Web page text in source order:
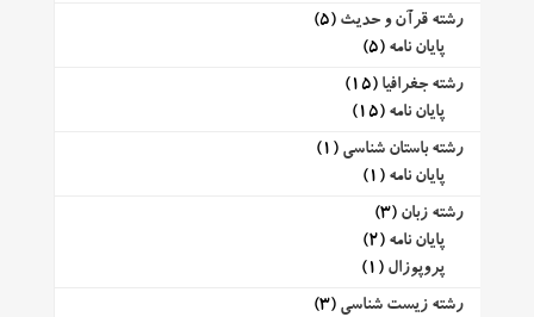
رشته قرآن و حدیث (5)
پایان نامه (5)
رشته جغرافیا (15)
پایان نامه (15)
رشته باستان شناسی (1)
پایان نامه (1)
رشته زبان (3)
پایان نامه (2)
پروپوزال (1)
رشته زیست شناسی (3)